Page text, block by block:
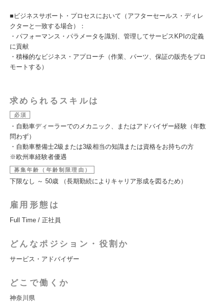
■ビジネスサポート・プロセスにおいて（アフターセールス・ディレ
クターと一致する場合）：
・パフォーマンス・パラメータを識別、管理してサービスKPIの定義
に貢献
・積極的なビジネス・アプローチ（作業、パーツ、保証の販売をプロ
モートする）
求められるスキルは
必須
・自動車ディーラーでのメカニック、またはアドバイザー経験（年数
問わず）
・自動車整備士2級または3級相当の知識または資格をお持ちの方
※欧州車経験者優遇
募集年齢（年齢制限理由）
下限なし ～ 50歳 （長期勤続によりキャリア形成を図るため）
雇用形態は
Full Time / 正社員
どんなポジション・役割か
サービス・アドバイザー
どこで働くか
神奈川県